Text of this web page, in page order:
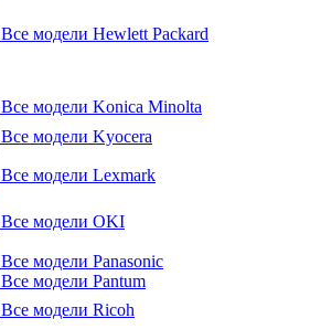
Все модели Hewlett Packard
Все модели Konica Minolta
Все модели Kyocera
Все модели Lexmark
Все модели OKI
Все модели Panasonic
Все модели Pantum
Все модели Ricoh